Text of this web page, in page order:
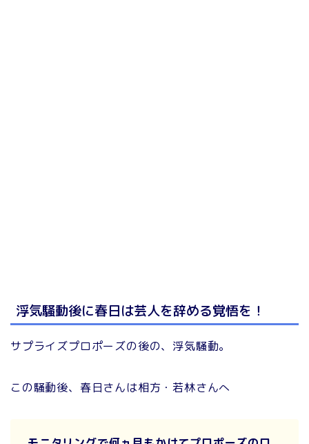
浮気騒動後に春日は芸人を辞める覚悟を！
サプライズプロポーズの後の、浮気騒動。
この騒動後、春日さんは相方・若林さんへ